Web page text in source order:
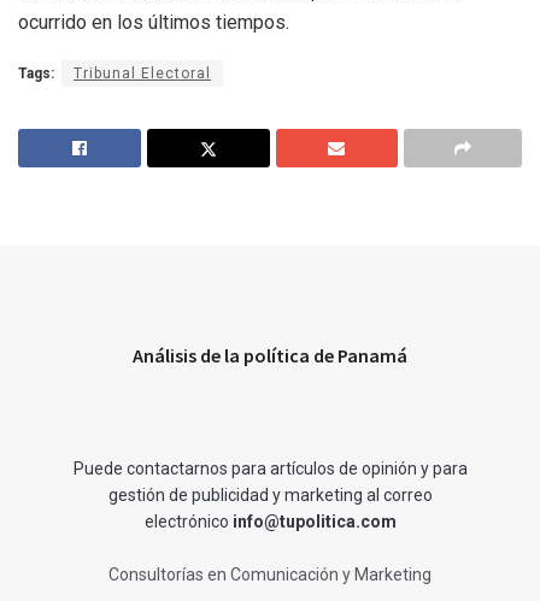
ocurrido en los últimos tiempos.
Tags: Tribunal Electoral
Análisis de la política de Panamá
Puede contactarnos para artículos de opinión y para
gestión de publicidad y marketing al correo
electrónico info@tupolitica.com
Consultorías en Comunicación y Marketing